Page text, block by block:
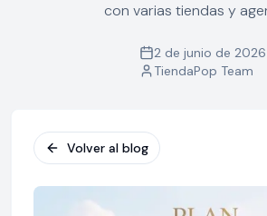
Empezar gratis
con varias tiendas y
2 de junio de 2026
TiendaPop Team
Volver al blog